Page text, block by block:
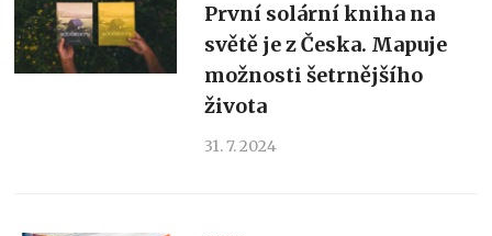
První solární kniha na
světě je z Česka. Mapuje
možnosti šetrnějšího
života
31. 7. 2024